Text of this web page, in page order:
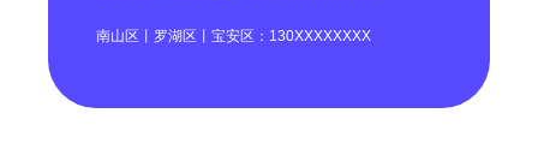
南山区丨罗湖区丨宝安区：130XXXXXXXX